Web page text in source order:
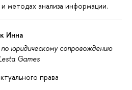
методах анализа информации.
Инна
юридическому сопровождению
Games
права